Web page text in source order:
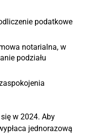
podatkowe
notarialna, w
podziału
w 2024. Aby
jednorazową